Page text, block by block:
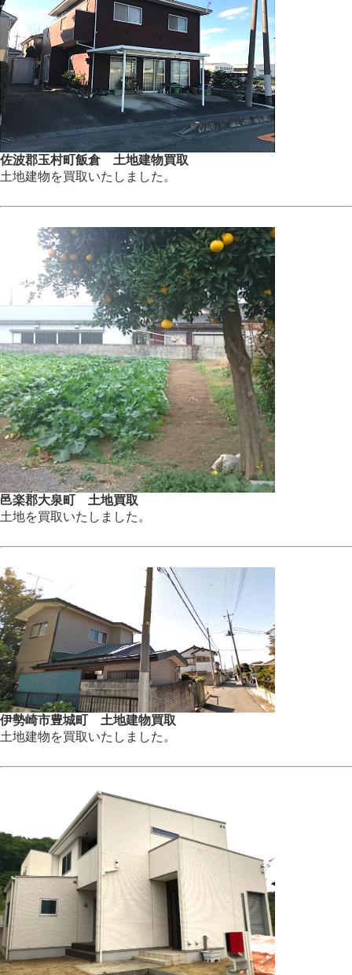
佐波郡玉村町飯倉 土地建物買取
土地建物を買取いたしました。
邑楽郡大泉町 土地買取
土地を買取いたしました。
伊勢崎市豊城町 土地建物買取
土地建物を買取いたしました。